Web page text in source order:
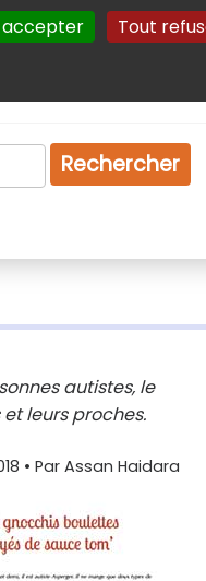
accepter Tout
Plan du site
Rechercher
autistes, le
leurs proches.
• Par Assan Haidara